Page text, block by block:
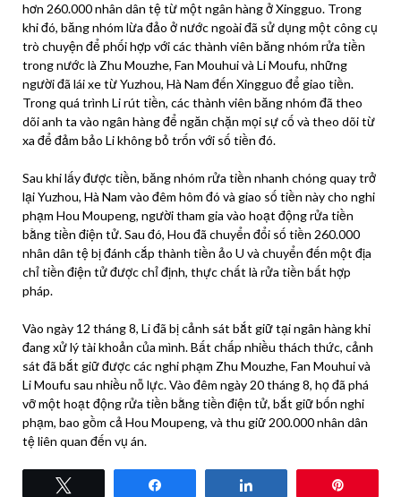
hơn 260.000 nhân dân tệ từ một ngân hàng ở Xingguo. Trong
khi đó, băng nhóm lừa đảo ở nước ngoài đã sử dụng một công cụ
trò chuyện để phối hợp với các thành viên băng nhóm rửa tiền
trong nước là Zhu Mouzhe, Fan Mouhui và Li Moufu, những
người đã lái xe từ Yuzhou, Hà Nam đến Xingguo để giao tiền.
Trong quá trình Li rút tiền, các thành viên băng nhóm đã theo
dõi anh ta vào ngân hàng để ngăn chặn mọi sự cố và theo dõi từ
xa để đảm bảo Li không bỏ trốn với số tiền đó.
Sau khi lấy được tiền, băng nhóm rửa tiền nhanh chóng quay trở
lại Yuzhou, Hà Nam vào đêm hôm đó và giao số tiền này cho nghi
phạm Hou Moupeng, người tham gia vào hoạt động rửa tiền
bằng tiền điện tử. Sau đó, Hou đã chuyển đổi số tiền 260.000
nhân dân tệ bị đánh cắp thành tiền ảo U và chuyển đến một địa
chỉ tiền điện tử được chỉ định, thực chất là rửa tiền bất hợp
pháp.
Vào ngày 12 tháng 8, Li đã bị cảnh sát bắt giữ tại ngân hàng khi
đang xử lý tài khoản của mình. Bất chấp nhiều thách thức, cảnh
sát đã bắt giữ được các nghi phạm Zhu Mouzhe, Fan Mouhui và
Li Moufu sau nhiều nỗ lực. Vào đêm ngày 20 tháng 8, họ đã phá
vỡ một hoạt động rửa tiền bằng tiền điện tử, bắt giữ bốn nghi
phạm, bao gồm cả Hou Moupeng, và thu giữ 200.000 nhân dân
tệ liên quan đến vụ án.